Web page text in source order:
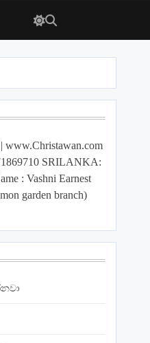
| www.Christawan.com
SRILANKA:
: Vashni Earnest
garden branch)